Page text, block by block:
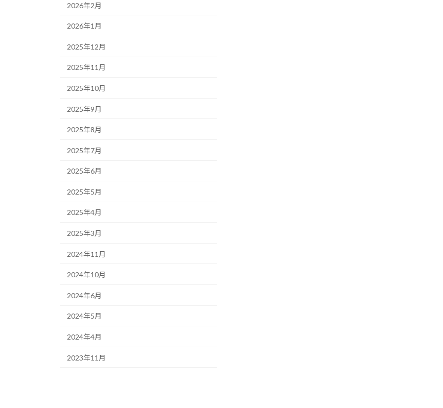
2026年2月
2026年1月
2025年12月
2025年11月
2025年10月
2025年9月
2025年8月
2025年7月
2025年6月
2025年5月
2025年4月
2025年3月
2024年11月
2024年10月
2024年6月
2024年5月
2024年4月
2023年11月